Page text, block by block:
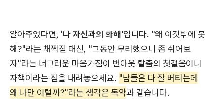
알아주었다면, '나 자신과의 화해'입니다. "왜 이것밖에 못
해?"라는 채찍질 대신, "그동안 무리했으니 좀 쉬어보
자"라는 너그러운 마음가짐이 번아웃 탈출의 첫걸음이니
자책이라는 짐을 내려놓으세요. "남들은 다 잘 버티는데
왜 나만 이럴까?"라는 생각은 독약과 같습니다.